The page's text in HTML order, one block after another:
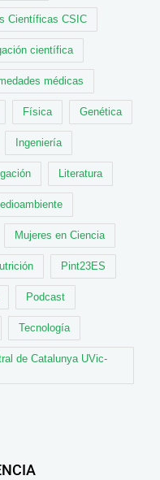
Científicas CSIC
científica
médicas
Física Genética
Ingeniería
Literatura
Mujeres en Ciencia
Pint23ES
Podcast
Tecnología
de Catalunya UVic-